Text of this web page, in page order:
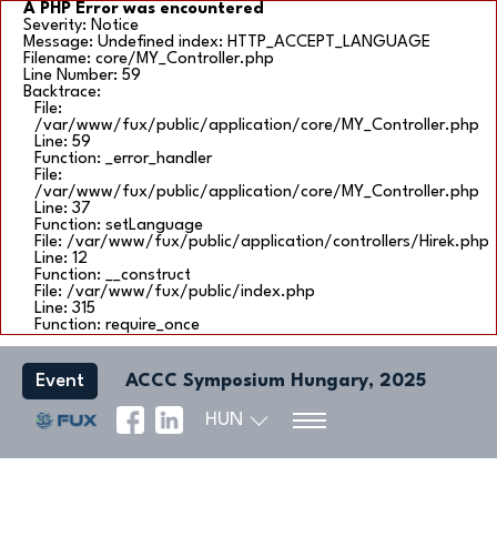
A PHP Error was encountered
Severity: Notice
Message: Undefined index: HTTP_ACCEPT_LANGUAGE
Filename: core/MY_Controller.php
Line Number: 59
Backtrace:
File:
/var/www/fux/public/application/core/MY_Controller.php
Line: 59
Function: _error_handler
File:
/var/www/fux/public/application/core/MY_Controller.php
Line: 37
Function: setLanguage
File: /var/www/fux/public/application/controllers/Hirek.php
Line: 12
Function: __construct
File: /var/www/fux/public/index.php
Line: 315
Function: require_once
Event ACCC Symposium Hungary, 2025
HUN